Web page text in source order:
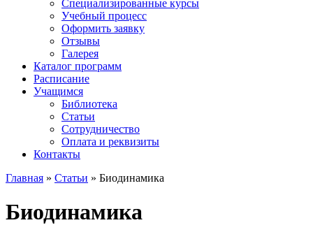
Специализированные курсы
Учебный процесс
Оформить заявку
Отзывы
Галерея
Каталог программ
Расписание
Учащимся
Библиотека
Статьи
Сотрудничество
Оплата и реквизиты
Контакты
Главная » Статьи » Биодинамика
Биодинамика